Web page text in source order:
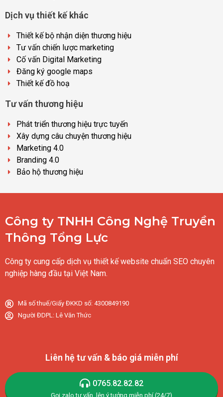
Dịch vụ thiết kế khác
Thiết kế bộ nhận diện thương hiệu
Tư vấn chiến lược marketing
Cố vấn Digital Marketing
Đăng ký google maps
Thiết kế đồ hoạ
Tư vấn thương hiệu
Phát triển thương hiệu trực tuyến
Xây dựng câu chuyện thương hiệu
Marketing 4.0
Branding 4.0
Bảo hộ thương hiệu
Công ty TNHH Công Nghệ Truyền
Thông Tổng Lực
Công ty cung cấp dịch vụ thiết kế website chuẩn SEO chuyên
nghiệp hàng đầu tại Việt Nam.
Mã số thuế/Giấy ĐKKD số: 4300849190
Người ĐDPL: Lê Văn Thức
Liên hệ tư vấn & báo giá miễn phí
0765.82.82.82
Gọi,zalo tư vấn, lên ý tưởng miễn phí (24/7)